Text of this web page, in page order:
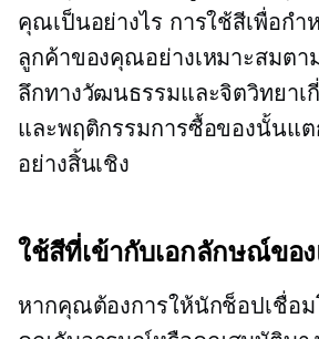
คุณเป็นอย่างไร การใช้สีเพื่อกำ
ลูกค้าของคุณอย่างเหมาะสมตา
ลึกทางวัฒนธรรมและจิตวิทยาเ
และพฤติกรรมการซื้อของนั้นแต
อย่างสิ้นเชิง
ใช้สีที่เข้ากับเอกลักษณ์ขอ
หากคุณต้องการให้นักช็อปเชื่อ